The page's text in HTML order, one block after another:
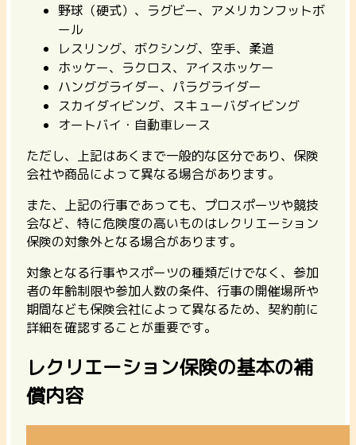
野球（硬式）、ラグビー、アメリカンフットボ
ール
レスリング、ボクシング、空手、柔道
ホッケー、ラクロス、アイスホッケー
ハンググライダー、パラグライダー
スカイダイビング、スキューバダイビング
オートバイ・自動車レース
ただし、上記はあくまで一般的な区分であり、保険
会社や商品によって異なる場合があります。
また、上記の行事であっても、プロスポーツや競技
会など、特に危険度の高いものはレクリエーション
保険の対象外となる場合があります。
対象となる行事やスポーツの種類だけでなく、 参加
者の年齢制限や参加人数の条件、行事の開催場所や
期間なども保険会社によって異なるため、契約前に
詳細を確認することが重要です。
レクリエーション保険の基本の補
償内容